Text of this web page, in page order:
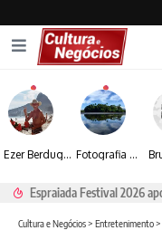
Ezer Berdugo transforma experiências multiculturais e memórias em narrativas visuais por meio da fotografia Fotografia de Fátima Carlini transforma paisagens naturais em experiências de contemplação
Cultura e Negócios> Entretenimento>